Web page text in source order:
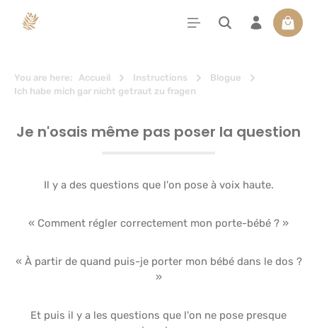
principal Le
You are here: Accueil Instructions
Blogue
Ich habe mich gar nicht getraut zu fragen
Je n'osais même pas poser la question
Il y a des questions que l'on pose à voix haute.
« Comment régler correctement mon porte-bébé ? »
« À partir de quand puis-je porter mon bébé dans le dos ?
»
Et puis il y a les questions que l'on ne pose presque